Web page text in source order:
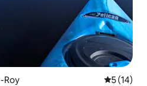
Roy
5 (14)